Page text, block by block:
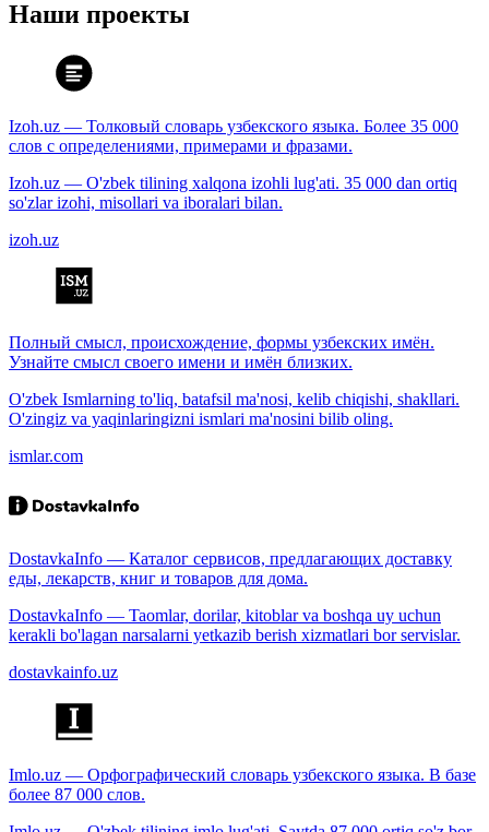
Наши проекты
Izoh.uz — Толковый словарь узбекского языка. Более 35 000
слов с определениями, примерами и фразами.
Izoh.uz — O'zbek tilining xalqona izohli lug'ati. 35 000 dan ortiq
so'zlar izohi, misollari va iboralari bilan.
izoh.uz
Полный смысл, происхождение, формы узбекских имён.
Узнайте смысл своего имени и имён близких.
O'zbek Ismlarning to'liq, batafsil ma'nosi, kelib chiqishi, shakllari.
O'zingiz va yaqinlaringizni ismlari ma'nosini bilib oling.
ismlar.com
DostavkaInfo — Каталог сервисов, предлагающих доставку
еды, лекарств, книг и товаров для дома.
DostavkaInfo — Taomlar, dorilar, kitoblar va boshqa uy uchun
kerakli bo'lagan narsalarni yetkazib berish xizmatlari bor servislar.
dostavkainfo.uz
Imlo.uz — Орфографический словарь узбекского языка. В базе
более 87 000 слов.